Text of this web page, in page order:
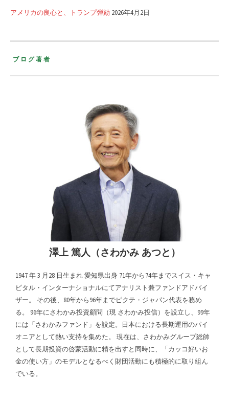
アメリカの良心と、トランプ弾劾 2026年4月2日
ブログ著者
澤上 篤人（さわかみ あつと）
1947 年 3 月28 日生まれ 愛知県出身 71年から74年までスイス・キャ
ピタル・インターナショナルにてアナリスト兼ファンドアドバイ
ザー。 その後、80年から96年までピクテ・ジャパン代表を務め
る。 96年にさわかみ投資顧問（現 さわかみ投信）を設立し、99年
には「さわかみファンド」を設定。日本における長期運用のパイ
オニアとして熱い支持を集めた。 現在は、さわかみグループ総帥
として長期投資の啓蒙活動に精を出すと同時に、「カッコ好いお
金の使い方」のモデルとなるべく財団活動にも積極的に取り組ん
でいる。